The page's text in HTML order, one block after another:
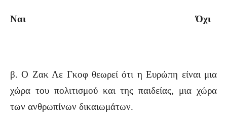
Ναι Όχι
β. Ο Ζακ Λε Γκοφ θεωρεί ότι η Ευρώπη είναι μια
χώρα του πολιτισμού και της παιδείας, μια χώρα
των ανθρωπίνων δικαιωμάτων.